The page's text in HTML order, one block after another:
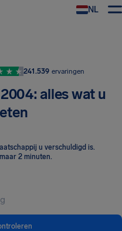
NL
241.539 ervaringen
alles wat u
u verschuldigd is.
2 minuten.